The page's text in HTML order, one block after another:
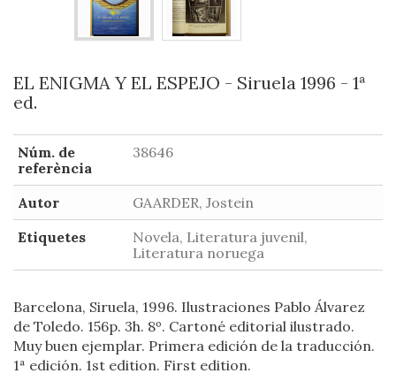
EL ENIGMA Y EL ESPEJO - Siruela 1996 - 1ª
ed.
Núm. de
referència
38646
Autor
GAARDER, Jostein
Etiquetes
Novela, Literatura juvenil,
Literatura noruega
Barcelona, Siruela, 1996. Ilustraciones Pablo Álvarez
de Toledo. 156p. 3h. 8º. Cartoné editorial ilustrado.
Muy buen ejemplar. Primera edición de la traducción.
1ª edición. 1st edition. First edition.